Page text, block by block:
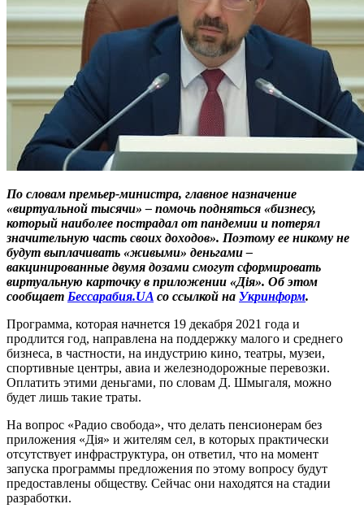
По словам премьер-министра, главное назначение
«виртуальной тысячи» – помочь подняться «бизнесу,
который наиболее пострадал от пандемии и потерял
значительную часть своих доходов». Поэтому ее никому не
будут выплачивать «живыми» деньгами –
вакцинированные двумя дозами смогут сформировать
виртуальную карточку в приложении «Дія». Об этом
сообщает Бессарабия.UA со ссылкой на Укринформ.
Программа, которая начнется 19 декабря 2021 года и
продлится год, направлена на поддержку малого и среднего
бизнеса, в частности, на индустрию кино, театры, музеи,
спортивные центры, авиа и железнодорожные перевозки.
Оплатить этими деньгами, по словам Д. Шмыгаля, можно
будет лишь такие траты.
На вопрос «Радио свобода», что делать пенсионерам без
приложения «Дія» и жителям сел, в которых практически
отсутствует инфраструктура, он ответил, что на момент
запуска программы предложения по этому вопросу будут
предоставлены обществу. Сейчас они находятся на стадии
разработки.